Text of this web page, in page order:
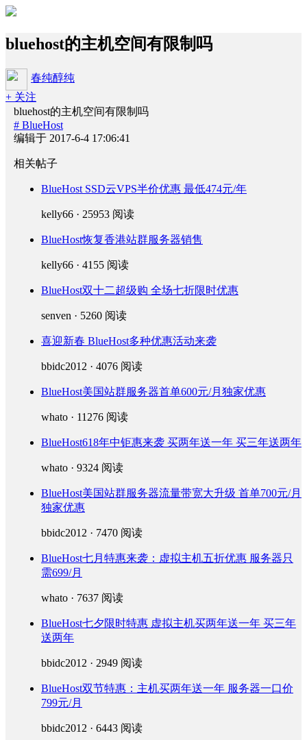
bluehost的主机空间有限制吗
春纯醇纯
+ 关注
bluehost的主机空间有限制吗
# BlueHost
编辑于 2017-6-4 17:06:41
相关帖子
BlueHost SSD云VPS半价优惠 最低474元/年
kelly66 · 25953 阅读
BlueHost恢复香港站群服务器销售
kelly66 · 4155 阅读
BlueHost双十二超级购 全场七折限时优惠
senven · 5260 阅读
喜迎新春 BlueHost多种优惠活动来袭
bbidc2012 · 4076 阅读
BlueHost美国站群服务器首单600元/月独家优惠
whato · 11276 阅读
BlueHost618年中钜惠来袭 买两年送一年 买三年送两年
whato · 9324 阅读
BlueHost美国站群服务器流量带宽大升级 首单700元/月
独家优惠
bbidc2012 · 7470 阅读
BlueHost七月特惠来袭：虚拟主机五折优惠 服务器只
需699/月
whato · 7637 阅读
BlueHost七夕限时特惠 虚拟主机买两年送一年 买三年
送两年
bbidc2012 · 2949 阅读
BlueHost双节特惠：主机买两年送一年 服务器一口价
799元/月
bbidc2012 · 6443 阅读